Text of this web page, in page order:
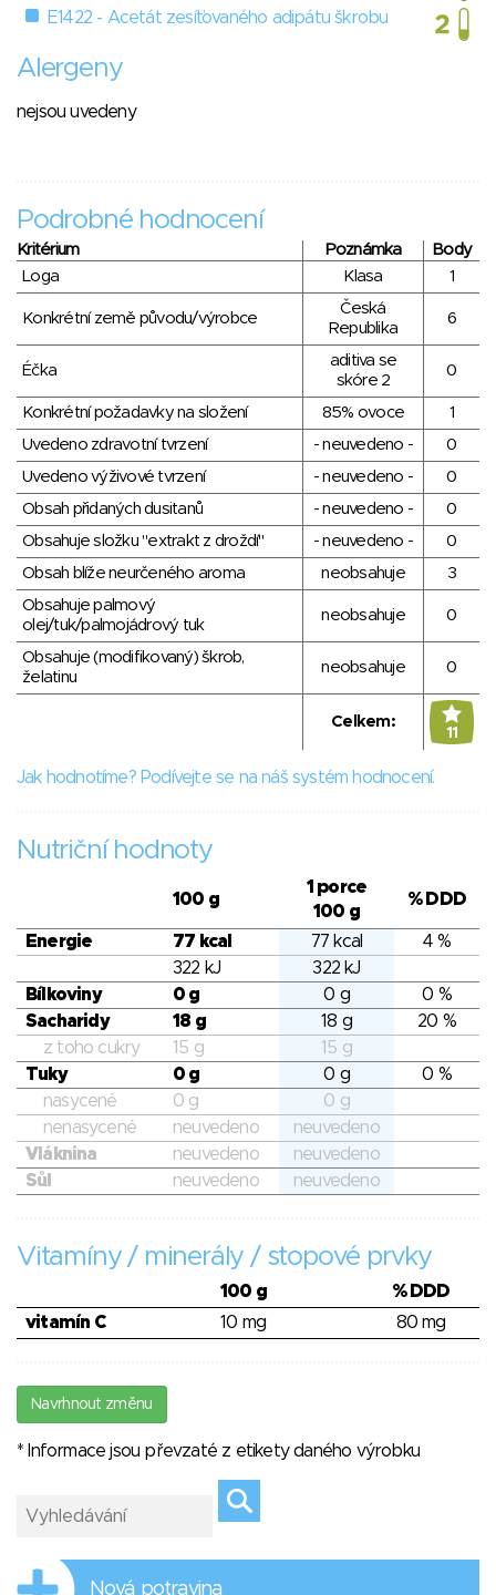
E1422 - Acetát zesíťovaného adipátu škrobu
Alergeny
nejsou uvedeny
Podrobné hodnocení
Kritérium Poznámka
Body
Loga
Klasa 1
Konkrétní země původu/výrobce
Česká
Republika
6
Éčka
aditiva se
skóre 2
0
Konkrétní požadavky na složení 85% ovoce
1
Uvedeno zdravotní tvrzení
- neuvedeno -
0
Uvedeno výživové tvrzení
- neuvedeno -
0
Obsah přidaných dusitanů
- neuvedeno -
0
Obsahuje složku "extrakt z droždí"
- neuvedeno -
0
Obsah blíže neurčeného aroma
neobsahuje
3
Obsahuje palmový
olej/tuk/palmojádrový tuk
neobsahuje 0
Obsahuje (modifikovaný) škrob,
želatinu
neobsahuje 0
Celkem:
11
Jak hodnotíme? Podívejte se na náš systém hodnocení.
Nutriční hodnoty
100 g
1 porce
100 g
% DDD
Energie 77 kcal 77 kcal
4 %
322 kJ
322 kJ
Bílkoviny
0 g 0 g
0 %
Sacharidy
18 g 18 g
20 %
z toho cukry
15 g
15 g
Tuky
0 g 0 g
0 %
nasycené
0 g
0 g
nenasycené
neuvedeno
neuvedeno
Vláknina
neuvedeno
neuvedeno
Sůl
neuvedeno neuvedeno
Vitamíny / minerály / stopové prvky
100 g
% DDD
vitamín C
10 mg 80 mg
Navrhnout změnu
* Informace jsou převzaté z etikety daného výrobku
Nová potravina